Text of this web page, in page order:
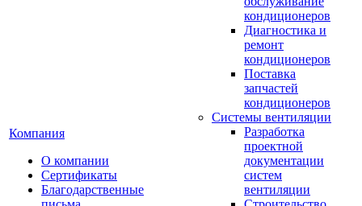
Компания
О компании
Сертификаты
Благодарственные
кондиционеров
Диагностика и
ремонт
кондиционеров
Поставка
запчастей
кондиционеров
Системы вентиляции
Разработка
проектной
документации
систем
вентиляции